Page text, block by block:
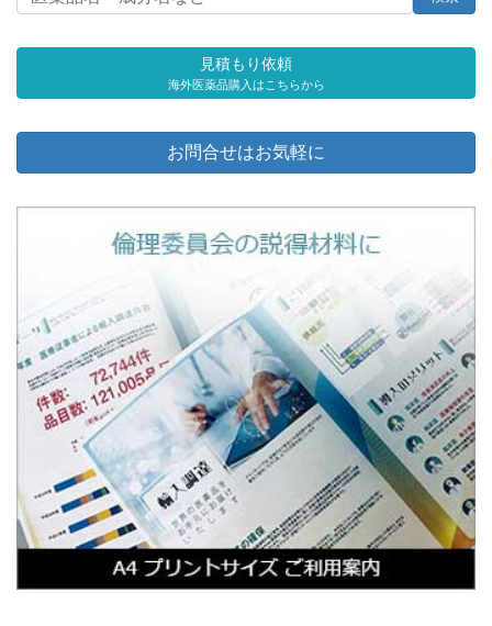
見積もり依頼
海外医薬品購入はこちらから
お問合せはお気軽に